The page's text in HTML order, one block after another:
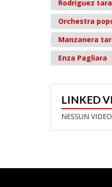
Rodriguez
Orchestra
Manzanera
Enza Pagliara
LINKED
NESSUN